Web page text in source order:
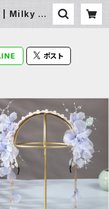
| Milky Ra
ポスト